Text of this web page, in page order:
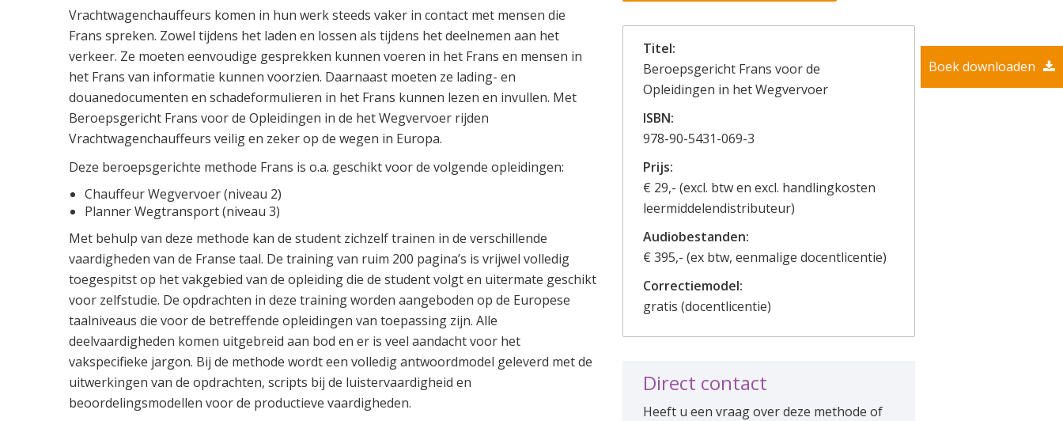
Boek downloaden
Titel:
Beroepsgericht Frans voor de
Opleidingen in het Wegvervoer
ISBN:
978-90-5431-069-3
Prijs:
€ 29,- (excl. btw en excl. handlingkosten
leermiddelendistributeur)
Audiobestanden:
€ 395,- (ex btw, eenmalige docentlicentie)
Correctiemodel:
gratis (docentlicentie)
Direct contact
Heeft u een vraag over deze methode of
Vrachtwagenchauffeurs komen in hun werk steeds vaker in contact met mensen die
Frans spreken. Zowel tijdens het laden en lossen als tijdens het deelnemen aan het
verkeer. Ze moeten eenvoudige gesprekken kunnen voeren in het Frans en mensen in
het Frans van informatie kunnen voorzien. Daarnaast moeten ze lading- en
douanedocumenten en schadeformulieren in het Frans kunnen lezen en invullen. Met
Beroepsgericht Frans voor de Opleidingen in de het Wegvervoer rijden
Vrachtwagenchauffeurs veilig en zeker op de wegen in Europa.
Deze beroepsgerichte methode Frans is o.a. geschikt voor de volgende opleidingen:
Chauffeur Wegvervoer (niveau 2)
Planner Wegtransport (niveau 3)
Met behulp van deze methode kan de student zichzelf trainen in de verschillende
vaardigheden van de Franse taal. De training van ruim 200 pagina’s is vrijwel volledig
toegespitst op het vakgebied van de opleiding die de student volgt en uitermate geschikt
voor zelfstudie. De opdrachten in deze training worden aangeboden op de Europese
taalniveaus die voor de betreffende opleidingen van toepassing zijn. Alle
deelvaardigheden komen uitgebreid aan bod en er is veel aandacht voor het
vakspecifieke jargon. Bij de methode wordt een volledig antwoordmodel geleverd met de
uitwerkingen van de opdrachten, scripts bij de luistervaardigheid en
beoordelingsmodellen voor de productieve vaardigheden.